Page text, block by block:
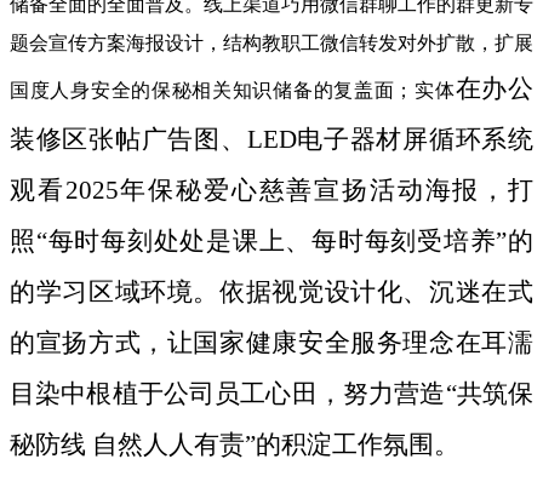
储备全面的全面普及。线上渠道巧用微信群聊工作的群更新专
题会宣传方案海报设计，结构教职工微信转发对外扩散，扩展
国度人身安全的保秘相关知识储备的复盖面；实体在办公
装修区张帖广告图、LED电子器材屏循环系统
观看2025年保秘爱心慈善宣扬活动海报，打
照“每时每刻处处是课上、每时每刻受培养”的
的学习区域环境。依据视觉设计化、沉迷在式
的宣扬方式，让国家健康安全服务理念在耳濡
目染中根植于公司员工心田，努力营造“共筑保
秘防线 自然人人有责”的积淀工作氛围。